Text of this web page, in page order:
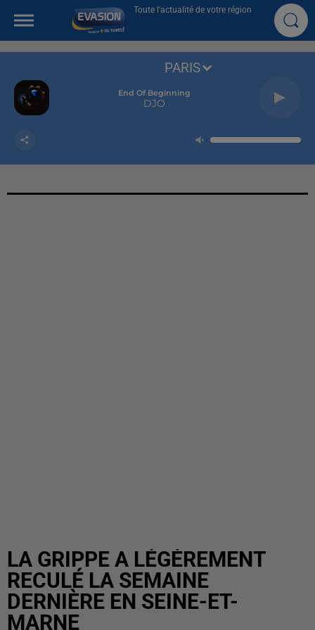
Toute l'actualité de votre région
End Of Beginning
DJO
PARIS
LA GRIPPE A LÉGÈREMENT
RECULÉ LA SEMAINE
DERNIÈRE EN SEINE-ET-
MARNE